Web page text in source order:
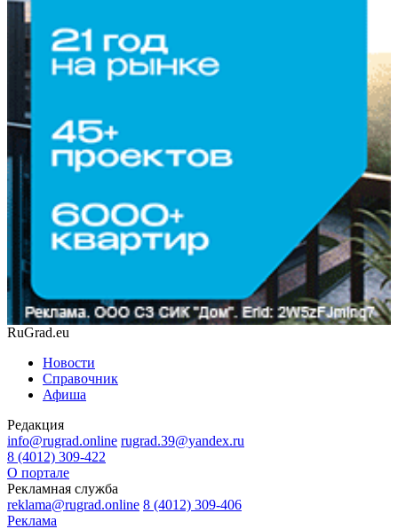
RuGrad.eu
Новости
Справочник
Афиша
Редакция
info@rugrad.online rugrad.39@yandex.ru
8 (4012) 309-422
О портале
Рекламная служба
reklama@rugrad.online 8 (4012) 309-406
Реклама